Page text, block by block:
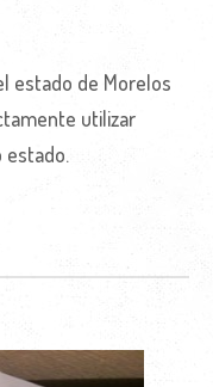
estado de Morelos
utilizar
estado.